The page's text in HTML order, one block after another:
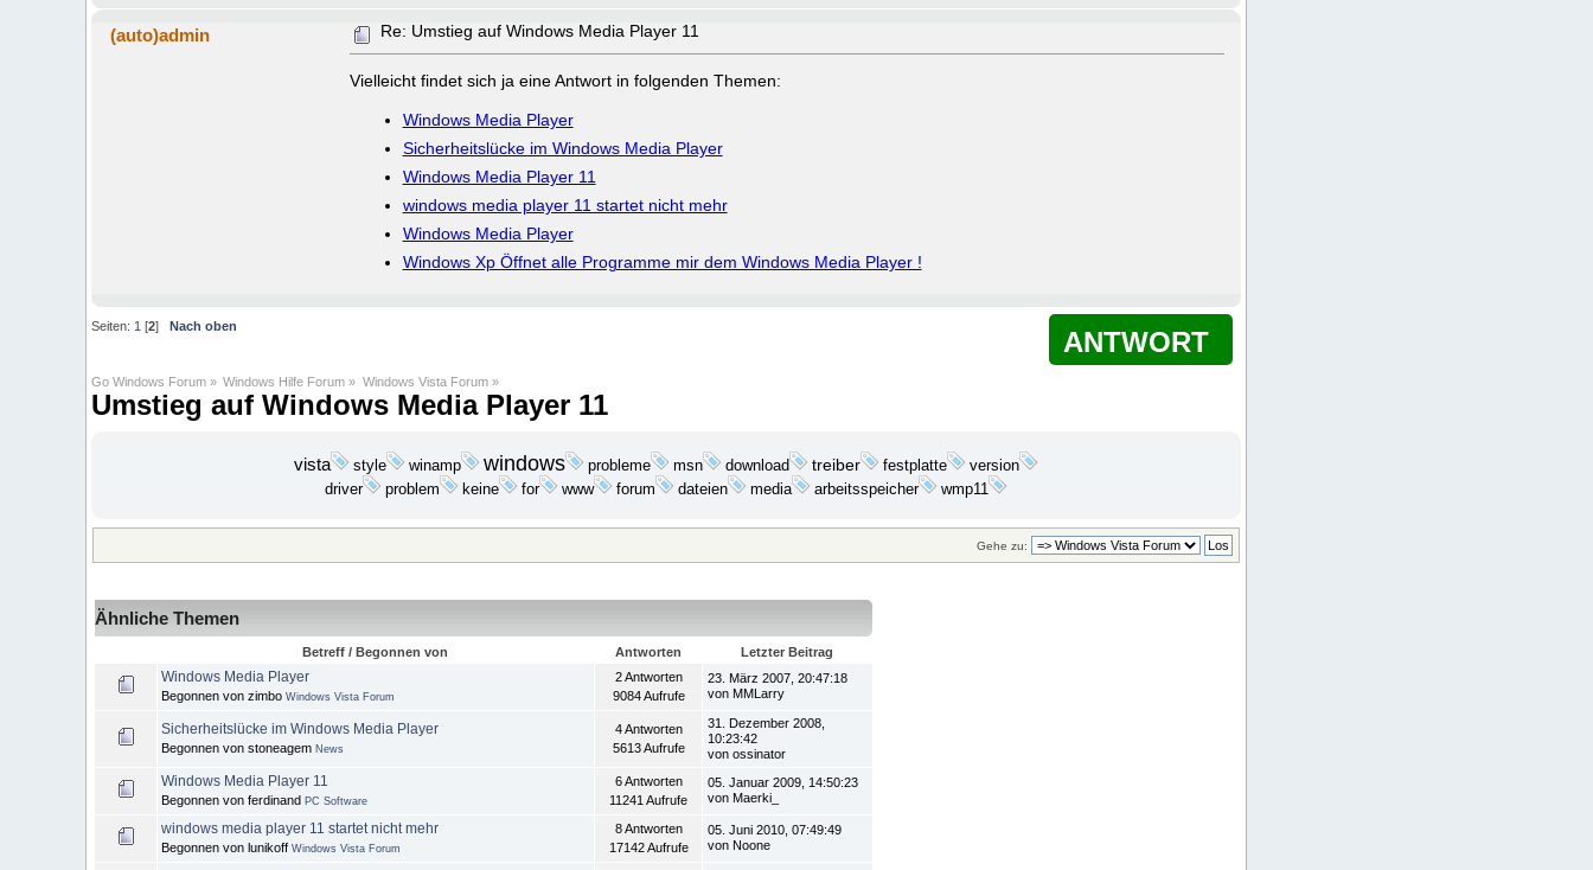
(auto)admin Re: Umstieg auf Windows Media Player 11
Vielleicht findet sich ja eine Antwort in folgenden Themen:
Windows Media Player
Sicherheitslücke im Windows Media Player
Windows Media Player 11
windows media player 11 startet nicht mehr
Windows Media Player
Windows Xp Öffnet alle Programme mir dem Windows Media Player !
ANTWORT
Seiten: 1 [2] Nach oben
Go Windows Forum » Windows Hilfe Forum » Windows Vista Forum»
Umstieg auf Windows Media Player 11
vista style winamp windows probleme msn download treiber festplatte
version
driver
problem keine for www forum dateien media arbeitsspeicher wmp11
Gehe zu:
Ähnliche Themen
Betreff / Begonnen von Antworten Letzter Beitrag
Windows Media Player
Begonnen von zimbo Windows Vista Forum
2 Antworten
9084 Aufrufe
23. März 2007, 20:47:18
von MMLarry
Sicherheitslücke im Windows Media Player
Begonnen von stoneagem News
4 Antworten
5613 Aufrufe
31. Dezember 2008,
10:23:42
von ossinator
Windows Media Player 11
Begonnen von ferdinand PC Software
6 Antworten
11241 Aufrufe
05. Januar 2009, 14:50:23
von Maerki_
windows media player 11 startet nicht mehr
Begonnen von lunikoff Windows Vista Forum
8 Antworten
17142 Aufrufe
05. Juni 2010, 07:49:49
von Noone